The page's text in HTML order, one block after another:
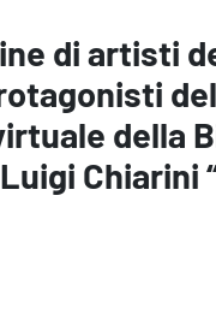
di artisti
della
Luigi Chiarini